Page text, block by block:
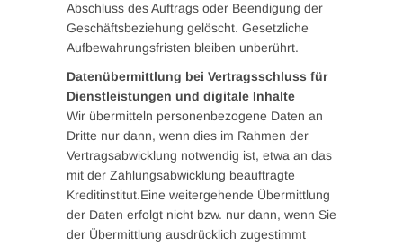
Abschluss des Auftrags oder Beendigung der
Geschäftsbeziehung gelöscht. Gesetzliche
Aufbewahrungsfristen bleiben unberührt.
Datenübermittlung bei Vertragsschluss für
Dienstleistungen und digitale Inhalte
Wir übermitteln personenbezogene Daten an
Dritte nur dann, wenn dies im Rahmen der
Vertragsabwicklung notwendig ist, etwa an das
mit der Zahlungsabwicklung beauftragte
Kreditinstitut.Eine weitergehende Übermittlung
der Daten erfolgt nicht bzw. nur dann, wenn Sie
der Übermittlung ausdrücklich zugestimmt